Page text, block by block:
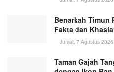
Benarkah Timun
Fakta dan
Jumat, 7 Agustus
Taman Gajah